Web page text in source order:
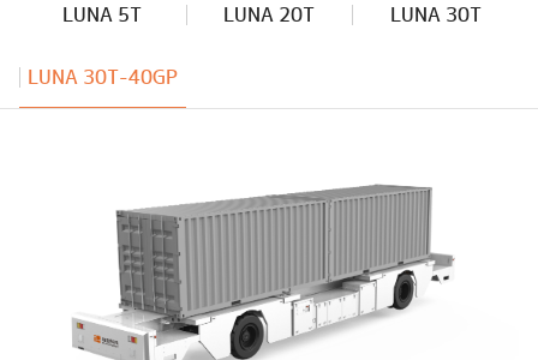
LUNA 5T LUNA 20T LUNA 30T
LUNA 30T-40GP